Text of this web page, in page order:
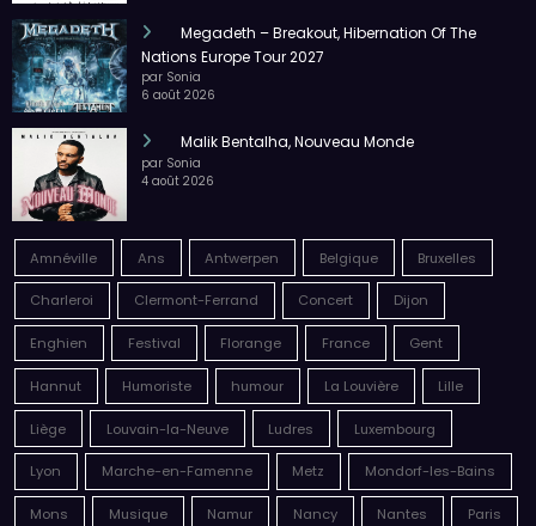
Megadeth – Breakout, Hibernation Of The
Nations Europe Tour 2027
par Sonia
6 août 2026
Malik Bentalha, Nouveau Monde
par Sonia
4 août 2026
Amnéville Ans Antwerpen Belgique Bruxelles
Charleroi Clermont-Ferrand Concert Dijon
Enghien Festival Florange France Gent
Hannut Humoriste humour La Louvière Lille
Liège Louvain-la-Neuve Ludres Luxembourg
Lyon Marche-en-Famenne Metz Mondorf-les-Bains
Mons Musique Namur Nancy Nantes Paris